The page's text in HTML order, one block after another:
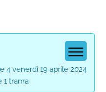
4 venerdì 19 aprile 2024
1 trama